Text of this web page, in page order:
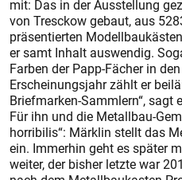
mit: Das in der Ausstellung
von Tresckow gebaut, aus
präsentierten
er samt Inhalt auswendig.
Farben der Papp-Fächer in
Erscheinungsjahr zählt er
Briefmarken-Sammlern“, sagt
Für ihn und die Metallbau-
horribilis“: Märklin stellt das
ein. Immerhin geht es später
weiter, der bisher letzte war